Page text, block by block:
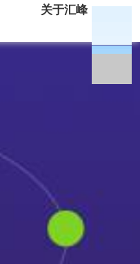
关于汇峰